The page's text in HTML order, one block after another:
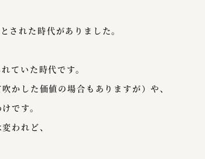
れた時代がありました。
ていた時代です。
かした価値の場合もありますが）や、
です。
われど、